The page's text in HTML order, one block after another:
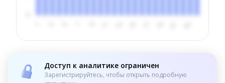
Доступ к аналитике ограничен
Зарегистрируйтесь, чтобы открыть подробную